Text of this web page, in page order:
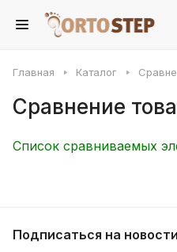
Главная Каталог
Сравнение
Список сравниваемых
Подписаться на